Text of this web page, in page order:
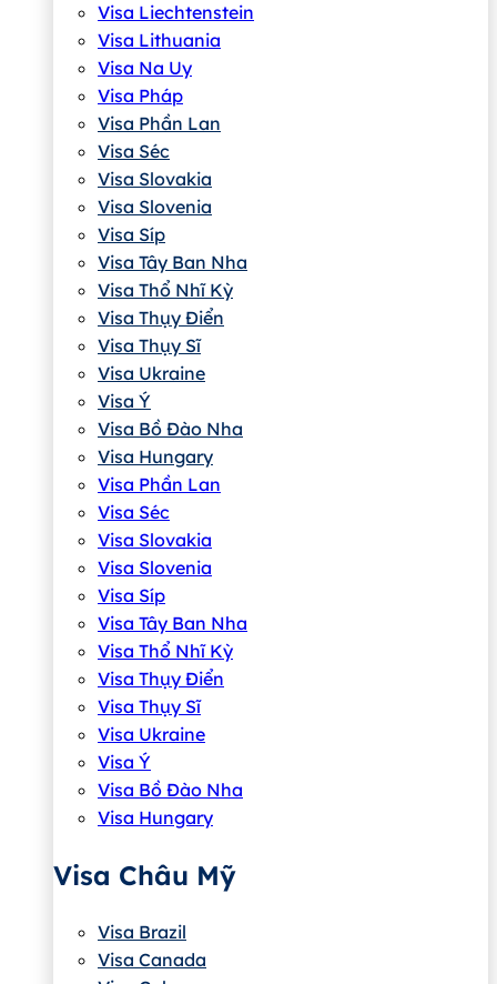
Visa Liechtenstein
Visa Lithuania
Visa Na Uy
Visa Pháp
Visa Phần Lan
Visa Séc
Visa Slovakia
Visa Slovenia
Visa Síp
Visa Tây Ban Nha
Visa Thổ Nhĩ Kỳ
Visa Thụy Điển
Visa Thụy Sĩ
Visa Ukraine
Visa Ý
Visa Bồ Đào Nha
Visa Hungary
Visa Phần Lan
Visa Séc
Visa Slovakia
Visa Slovenia
Visa Síp
Visa Tây Ban Nha
Visa Thổ Nhĩ Kỳ
Visa Thụy Điển
Visa Thụy Sĩ
Visa Ukraine
Visa Ý
Visa Bồ Đào Nha
Visa Hungary
Visa Châu Mỹ
Visa Brazil
Visa Canada